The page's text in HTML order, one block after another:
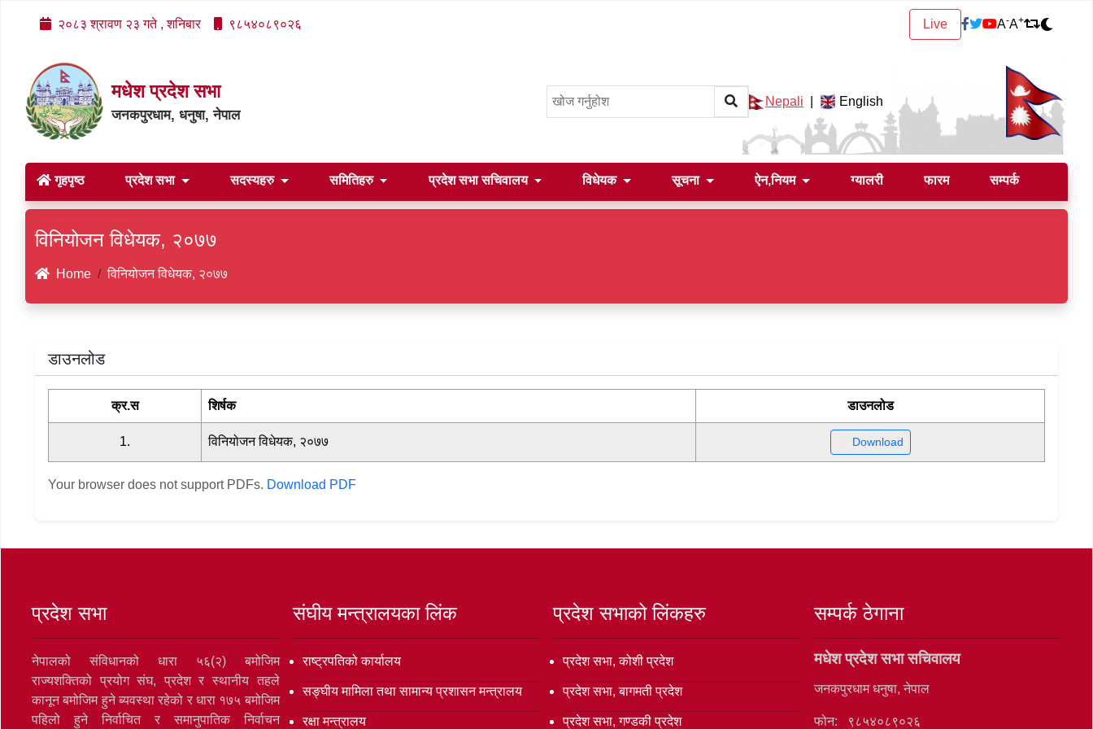
२०८३ श्रावण २३ गते , शनिबार ९८५४०८९०२६ Live A-A+
मधेश प्रदेश सभा
जनकपुरधाम, धनुषा, नेपाल
Nepali English
गृहपृष्ठ प्रदेश सभा सदस्यहरु समितिहरु प्रदेश सभा सचिवालय विधेयक सूचना ऐन,नियम ग्यालरी फारम सम्पर्क
विनियोजन विधेयक, २०७७
Home विनियोजन विधेयक, २०७७
डाउनलोड
क्र.स शिर्षक डाउनलोड
1. विनियोजन विधेयक, २०७७ Download
Your browser does not support PDFs. Download PDF
प्रदेश सभा
नेपालको संविधानको धारा ५६(२) बमोजिम
राज्यशक्तिको प्रयोग संघ, प्रदेश र स्थानीय तहले
कानून बमोजिम हुने ब्यवस्था रहेको र धारा १७५ बमोजिम
पहिलो हुने निर्वाचित र समानुपातिक निर्वाचन
संघीय मन्त्रालयका लिंक
राष्ट्रपतिको कार्यालय
सङ्‍घीय मामिला तथा सामान्य प्रशासन मन्त्रालय
रक्षा मन्त्रालय
प्रदेश सभाको लिंकहरु
प्रदेश सभा, कोशी प्रदेश
प्रदेश सभा, बागमती प्रदेश
प्रदेश सभा, गण्डकी प्रदेश
सम्पर्क ठेगाना
मधेश प्रदेश सभा सचिवालय
जनकपुरधाम धनुषा, नेपाल
फोन: ९८५४०८९०२६